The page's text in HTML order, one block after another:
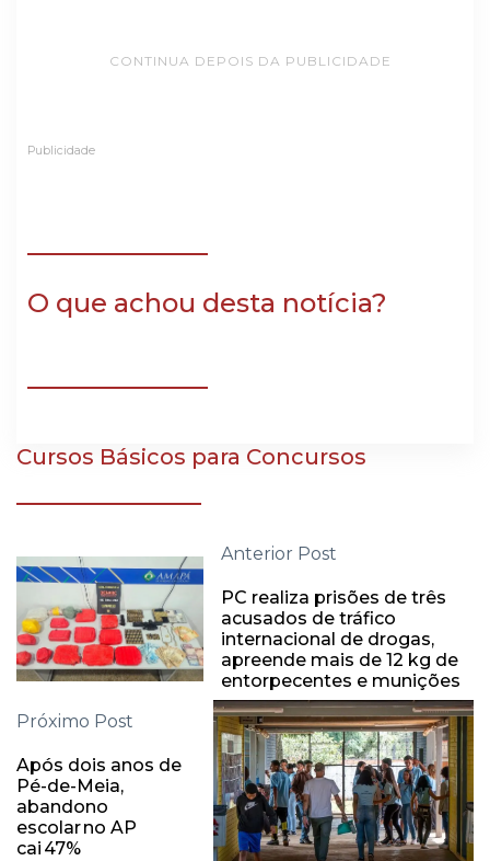
CONTINUA DEPOIS DA PUBLICIDADE
Publicidade
O que achou desta notícia?
Cursos Básicos para Concursos
Anterior Post
PC realiza prisões de três
acusados de tráfico
internacional de drogas,
apreende mais de 12 kg de
entorpecentes e munições
Próximo Post
Após dois anos de
Pé-de-Meia,
abandono
escolar no AP
cai 47%